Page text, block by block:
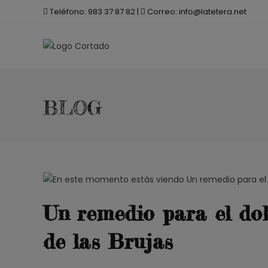
Teléfono: 983 37 87 82 | Correo: info@latetera.net
BLOG
Un remedio para el
de las Brujas